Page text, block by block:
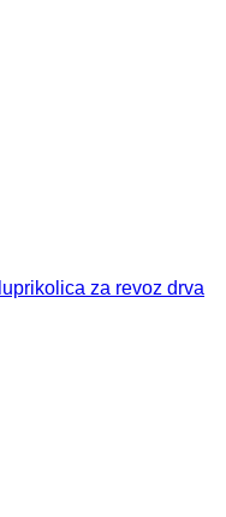
za revoz drva